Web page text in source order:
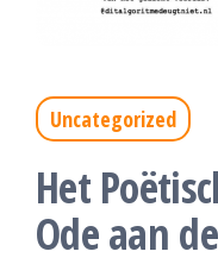
Uncategorized
Het
Ode aan